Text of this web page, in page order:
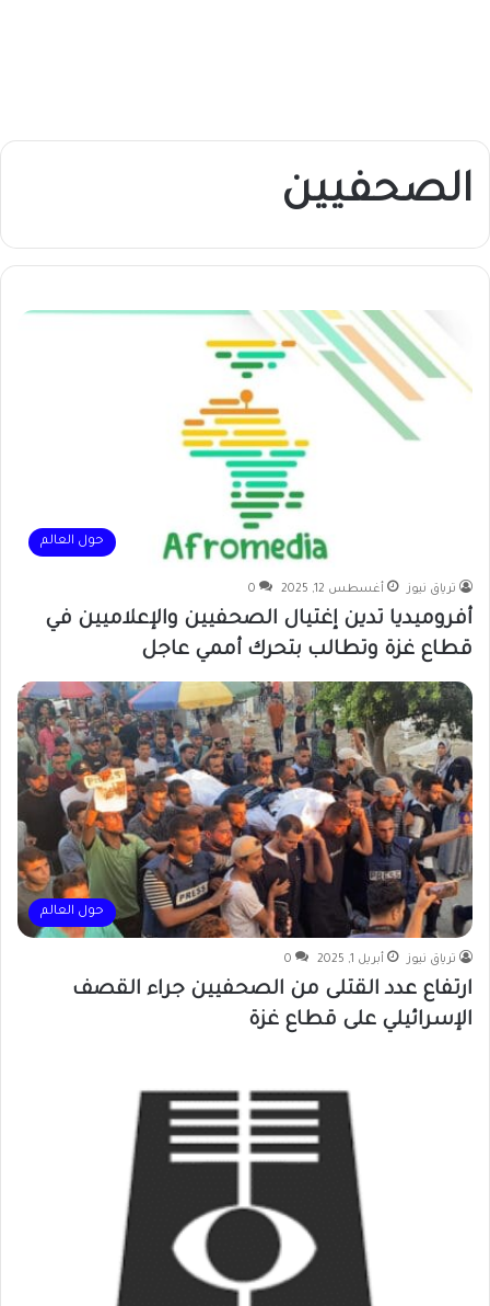
الصحفيين
حول العالم
ترياق نيوز أغسطس 12, 2025 0
أفروميديا تدين إغتيال الصحفيين والإعلاميين في
قطاع غزة وتطالب بتحرك أممي عاجل
حول العالم
ترياق نيوز أبريل 1, 2025 0
ارتفاع عدد القتلى من الصحفيين جراء القصف
الإسرائيلي على قطاع غزة